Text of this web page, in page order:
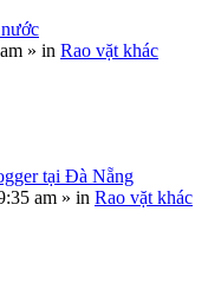
» in Rao vặt khác
tại Đà Nẵng
am » in Rao vặt khác